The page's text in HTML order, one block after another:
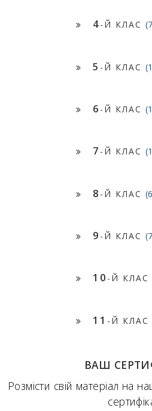
4-Й КЛАС
5 -Й КЛАС
6 -Й КЛАС
7 -Й КЛАС
8 -Й КЛАС
9 -Й КЛАС
10 -Й КЛАС
11 -Й КЛАС
ВАШ
Розмісти свій матеріал на